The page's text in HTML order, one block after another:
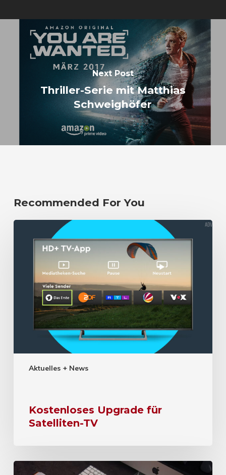
Next Post
Thriller-Serie mit Matthias
Schweighöfer
Recommended For You
Aktuelles + News
Kostenloses Upgrade für
Satelliten-TV